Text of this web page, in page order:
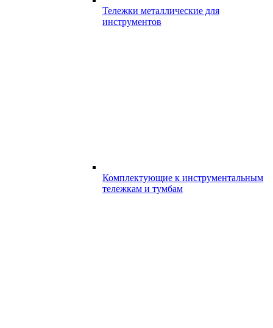
Тележки металлические для
инструментов
Комплектующие к инструментальным
тележкам и тумбам